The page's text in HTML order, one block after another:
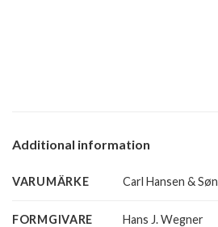
Additional information
VARUMÄRKE Carl Hansen & Søn
FORMGIVARE Hans J. Wegner